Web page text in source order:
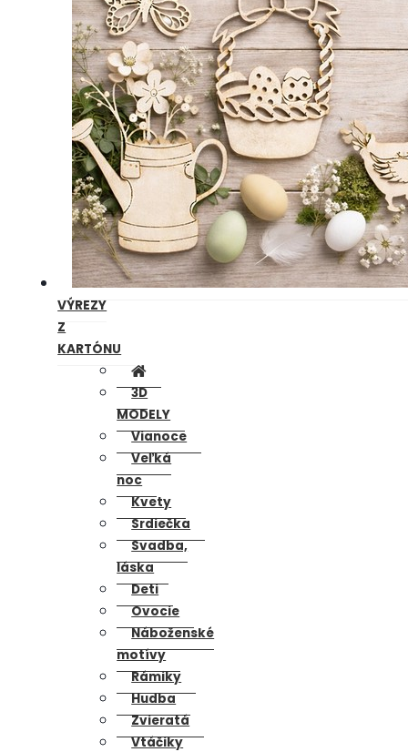
VÝREZY
Z
KARTÓNU
3D
MODELY
Vianoce
Veľká
noc
Kvety
Srdiečka
Svadba,
láska
Deti
Ovocie
Náboženské
motívy
Rámiky
Hudba
Zvieratá
Vtáčiky